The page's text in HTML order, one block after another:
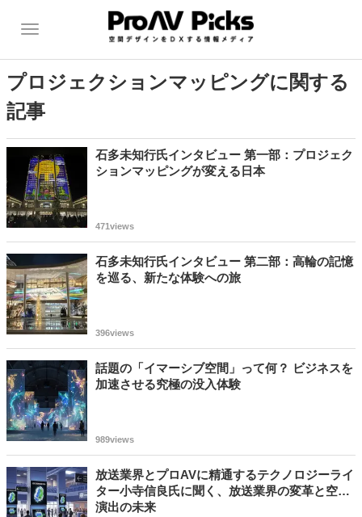
プロジェクションマッピングに関する
記事
石多未知行氏インタビュー 第一部：プロジェク
ションマッピングが変える日本
471views
石多未知行氏インタビュー 第二部：高輪の記憶
を巡る、新たな体験への旅
396views
話題の「イマーシブ空間」って何？ ビジネスを
加速させる究極の没入体験
989views
放送業界とプロAVに精通するテクノロジーライ
ター小寺信良氏に聞く、放送業界の変革と空間
演出の未来